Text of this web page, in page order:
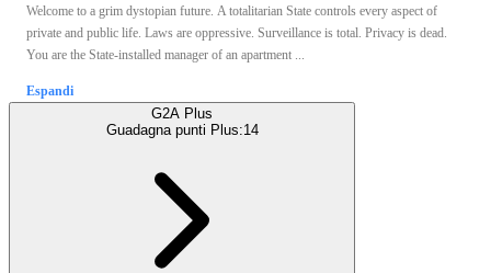
Welcome to a grim dystopian future. A totalitarian State controls every aspect of
private and public life. Laws are oppressive. Surveillance is total. Privacy is dead.
You are the State-installed manager of an apartment ...
Espandi
G2A Plus
Guadagna punti Plus:14